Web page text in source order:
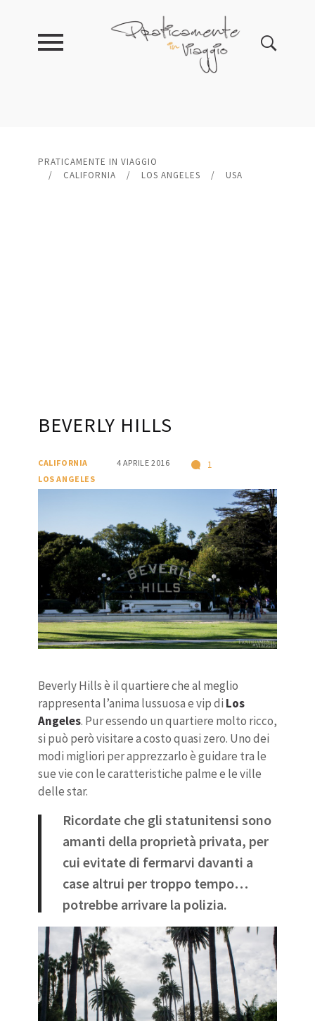
PRATICAMENTE IN VIAGGIO
/
CALIFORNIA / LOS ANGELES / USA
BEVERLY HILLS
CALIFORNIA
LOS ANGELES
4 APRILE 2016 1
Beverly Hills è il quartiere che al meglio
rappresenta l’anima lussuosa e vip di Los
Angeles. Pur essendo un quartiere molto ricco,
si può però visitare a costo quasi zero. Uno dei
modi migliori per apprezzarlo è guidare tra le
sue vie con le caratteristiche palme e le ville
delle star.
Ricordate che gli statunitensi sono
amanti della proprietà privata, per
cui evitate di fermarvi davanti a
case altrui per troppo tempo…
potrebbe arrivare la polizia.